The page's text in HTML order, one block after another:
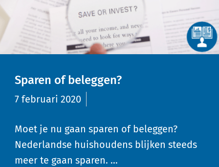
Sparen of beleggen?
7 februari 2020
Moet je nu gaan sparen of beleggen?
Nederlandse huishoudens blijken steeds
meer te gaan sparen. …